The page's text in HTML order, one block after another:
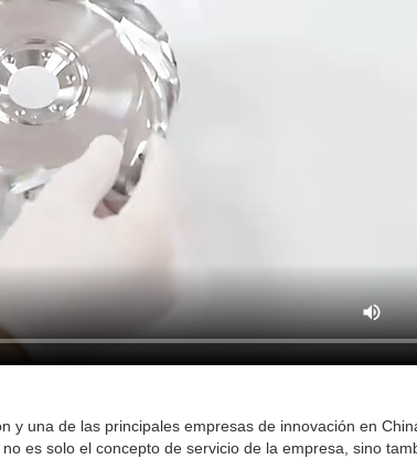
y una de las principales empresas de innovación en
es solo el concepto de servicio de la empresa, sino